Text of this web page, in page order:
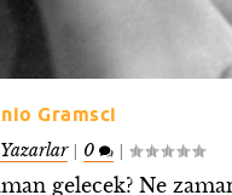
Gramsci
Yazarlar| 0 |
gelecek? Ne